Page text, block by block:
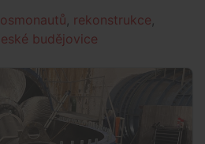
, rekonstrukce,
budějovice